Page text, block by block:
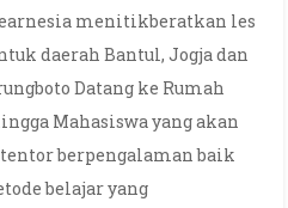
menitikberatkan les
daerah Bantul, Jogja dan
Datang ke Rumah
Mahasiswa yang akan
berpengalaman baik
belajar yang